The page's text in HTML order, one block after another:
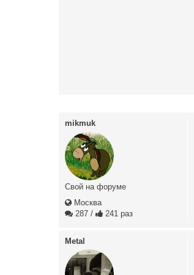
mikmuk
Свой на форуме
Москва
287 / 241 раз
Metal